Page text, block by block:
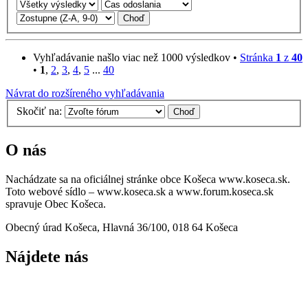
Vyhľadávanie našlo viac než 1000 výsledkov • Stránka 1 z 40
• 1, 2, 3, 4, 5 ... 40
Návrat do rozšíreného vyhľadávania
Skočiť na:
O nás
Nachádzate sa na oficiálnej stránke obce Košeca www.koseca.sk.
Toto webové sídlo – www.koseca.sk a www.forum.koseca.sk
spravuje Obec Košeca.
Obecný úrad Košeca, Hlavná 36/100, 018 64 Košeca
Nájdete nás